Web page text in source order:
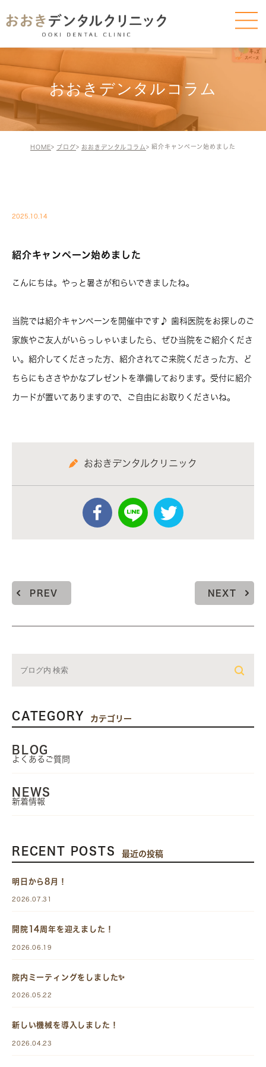
おおきデンタルコラム
HOME ブログ おおきデンタルコラム 紹介キャンペーン始めました
2025.10.14
紹介キャンペーン始めました
こんにちは。やっと暑さが和らいできましたね。
当院では紹介キャンペーンを開催中です♪ 歯科医院をお探しのご
家族やご友人がいらっしゃいましたら、ぜひ当院をご紹介くださ
い。紹介してくださった方、紹介されてご来院くださった方、ど
ちらにもささやかなプレゼントを準備しております。受付に紹介
カードが置いてありますので、ご自由にお取りくださいね。
おおきデンタルクリニック
PREV NEXT
CATEGORY カテゴリー
BLOG
よくあるご質問
NEWS
新着情報
RECENT POSTS 最近の投稿
明日から8月！
2026.07.31
開院14周年を迎えました！
2026.06.19
院内ミーティングをしました✨
2026.05.22
新しい機械を導入しました！
2026.04.23